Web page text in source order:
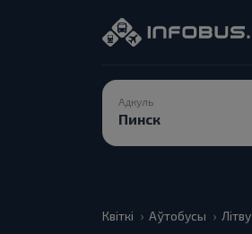
Адкуль
Квіткі Аўтобусы Літву